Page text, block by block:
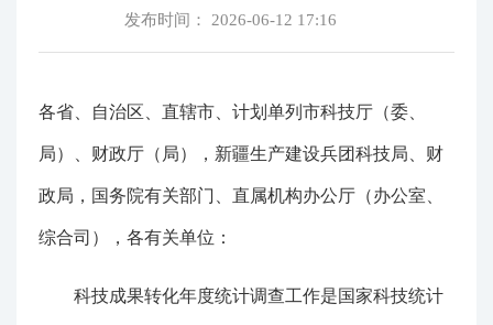
发布时间： 2026-06-12 17:16
各省、自治区、直辖市、计划单列市科技厅（委、
局）、财政厅（局），新疆生产建设兵团科技局、财
政局，国务院有关部门、直属机构办公厅（办公室、
综合司），各有关单位：
科技成果转化年度统计调查工作是国家科技统计